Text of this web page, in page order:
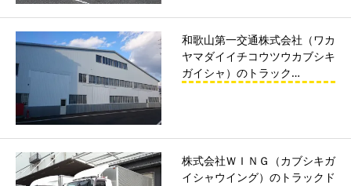
和歌山第一交通株式会社（ワカ
ヤマダイイチコウツウカブシキ
ガイシャ）のトラック…
株式会社ＷＩＮＧ（カブシキガ
イシャウイング）のトラックド